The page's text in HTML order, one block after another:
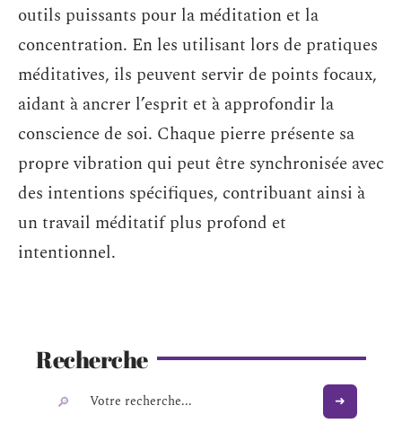
outils puissants pour la méditation et la
concentration. En les utilisant lors de pratiques
méditatives, ils peuvent servir de points focaux,
aidant à ancrer l’esprit et à approfondir la
conscience de soi. Chaque pierre présente sa
propre vibration qui peut être synchronisée avec
des intentions spécifiques, contribuant ainsi à
un travail méditatif plus profond et
intentionnel.
Recherche